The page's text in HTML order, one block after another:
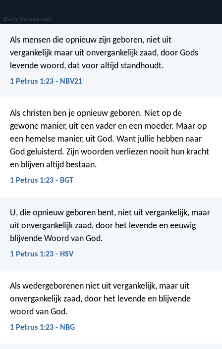
Als mensen die opnieuw zijn geboren, niet uit
vergankelijk maar uit onvergankelijk zaad, door Gods
levende woord, dat voor altijd standhoudt.
1 Petrus 1:23 - NBV21
Als christen ben je opnieuw geboren. Niet op de
gewone manier, uit een vader en een moeder. Maar op
een hemelse manier, uit God. Want jullie hebben naar
God geluisterd. Zijn woorden verliezen nooit hun kracht
en blijven altijd bestaan.
1 Petrus 1:23 - BGT
U, die opnieuw geboren bent, niet uit vergankelijk, maar
uit onvergankelijk zaad, door het levende en eeuwig
blijvende Woord van God.
1 Petrus 1:23 - HSV
Als wedergeborenen niet uit vergankelijk, maar uit
onvergankelijk zaad, door het levende en blijvende
woord van God.
1 Petrus 1:23 - NBG